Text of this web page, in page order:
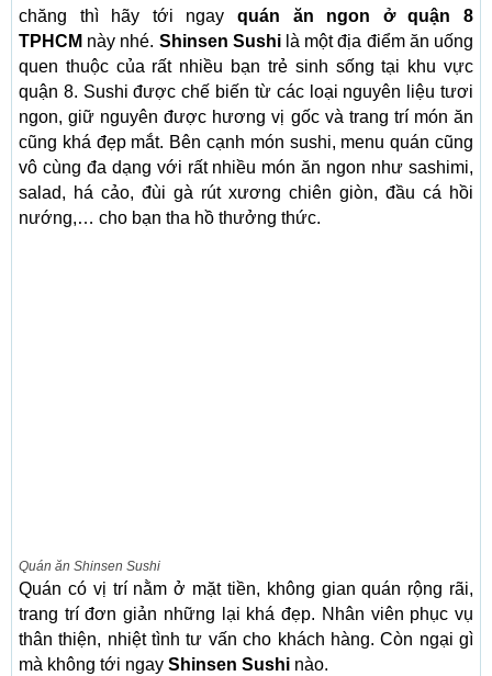
chăng thì hãy tới ngay quán ăn ngon ở quận 8
TPHCM này nhé. Shinsen Sushilà một địa điểm ăn uống
quen thuộc của rất nhiều bạn trẻ sinh sống tại khu vực
quận 8. Sushi được chế biến từ các loại nguyên liệu tươi
ngon, giữ nguyên được hương vị gốc và trang trí món ăn
cũng khá đẹp mắt. Bên cạnh món sushi, menu quán cũng
vô cùng đa dạng với rất nhiều món ăn ngon như sashimi,
salad, há cảo, đùi gà rút xương chiên giòn, đầu cá hồi
nướng,… cho bạn tha hồ thưởng thức.
Quán ăn Shinsen Sushi
Quán có vị trí nằm ở mặt tiền, không gian quán rộng rãi,
trang trí đơn giản những lại khá đẹp. Nhân viên phục vụ
thân thiện, nhiệt tình tư vấn cho khách hàng. Còn ngại gì
mà không tới ngay Shinsen Sushi nào.